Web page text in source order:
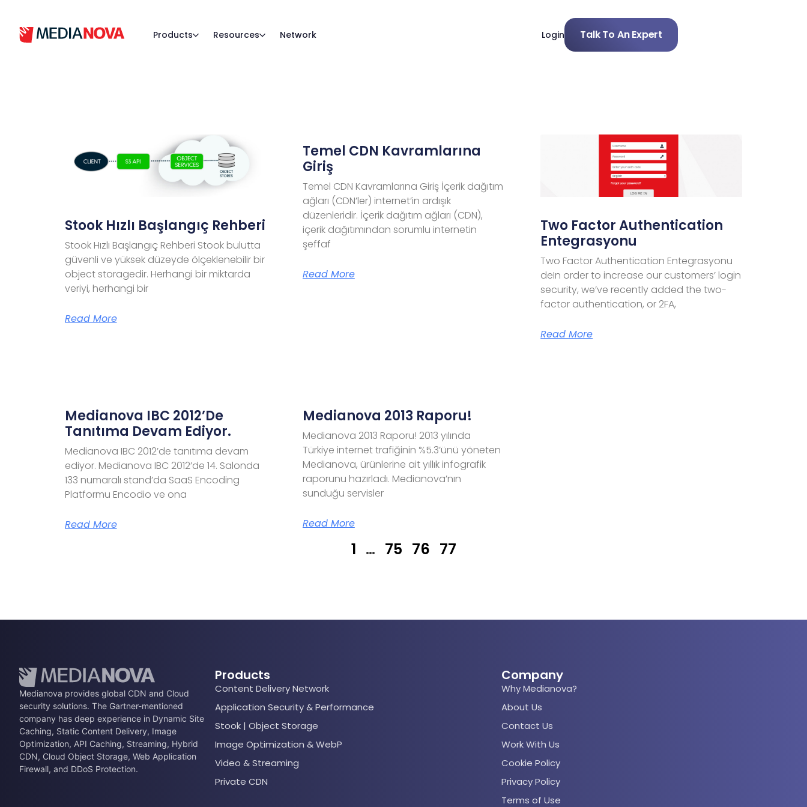
Products Resources Network Login Talk To An Expert
Stook Hızlı Başlangıç Rehberi
Stook Hızlı Başlangıç Rehberi Stook bulutta
güvenli ve yüksek düzeyde ölçeklenebilir bir
object storagedir. Herhangi bir miktarda
veriyi, herhangi bir
Read More
Temel CDN Kavramlarına
Giriş
Temel CDN Kavramlarına Giriş İçerik dağıtım
ağları (CDN’ler) internet’in ardışık
düzenleridir. İçerik dağıtım ağları (CDN),
içerik dağıtımından sorumlu internetin
şeffaf
Read More
Two Factor Authentication
Entegrasyonu
Two Factor Authentication Entegrasyonu
deIn order to increase our customers’ login
security, we’ve recently added the two-
factor authentication, or 2FA,
Read More
Medianova IBC 2012’de
Tanıtıma Devam Ediyor.
Medianova IBC 2012’de tanıtıma devam
ediyor. Medianova IBC 2012’de 14. Salonda
133 numaralı stand’da SaaS Encoding
Platformu Encodio ve ona
Read More
Medianova 2013 Raporu!
Medianova 2013 Raporu! 2013 yılında
Türkiye internet trafiğinin %5.3’ünü yöneten
Medianova, ürünlerine ait yıllık infografik
raporunu hazırladı. Medianova’nın
sunduğu servisler
Read More
1 … 75 76 77
Medianova provides global CDN and Cloud
security solutions. The Gartner-mentioned
company has deep experience in Dynamic Site
Caching, Static Content Delivery, Image
Optimization, API Caching, Streaming, Hybrid
CDN, Cloud Object Storage, Web Application
Firewall, and DDoS Protection.
Products
Content Delivery Network
Application Security & Performance
Stook | Object Storage
Image Optimization & WebP
Video & Streaming
Private CDN
Company
Why Medianova?
About Us
Contact Us
Work With Us
Cookie Policy
Privacy Policy
Terms of Use